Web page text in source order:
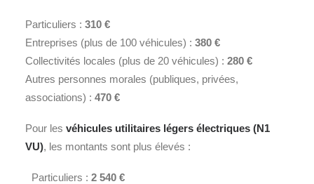
Particuliers : 310 €
Entreprises (plus de 100 véhicules) : 380 €
Collectivités locales (plus de 20 véhicules) : 280 €
Autres personnes morales (publiques, privées,
associations) : 470 €
Pour les véhicules utilitaires légers électriques (N1
VU), les montants sont plus élevés :
Particuliers : 2 540 €